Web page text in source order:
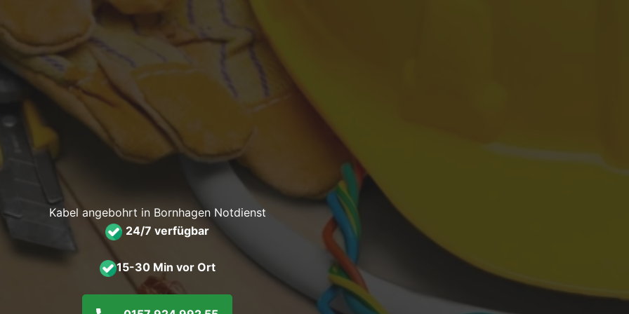
Kabel angebohrt in Bornhagen Notdienst
24/7 verfügbar
15-30 Min vor Ort